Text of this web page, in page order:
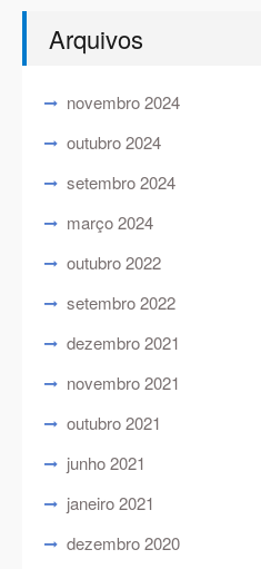
Arquivos
novembro 2024
outubro 2024
setembro 2024
março 2024
outubro 2022
setembro 2022
dezembro 2021
novembro 2021
outubro 2021
junho 2021
janeiro 2021
dezembro 2020